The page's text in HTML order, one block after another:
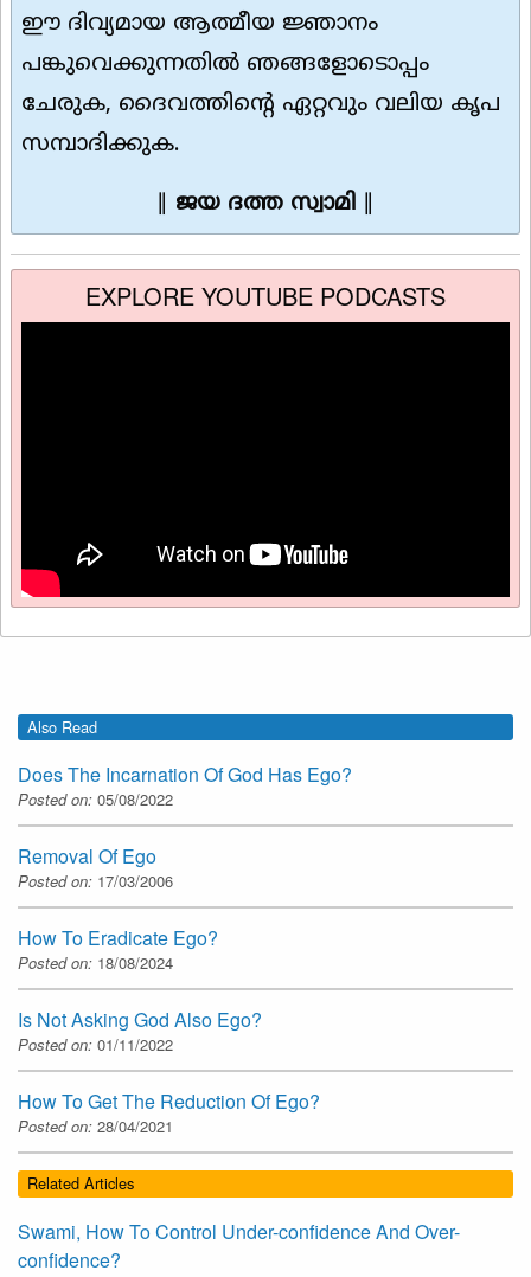
ഈ ദിവ്യമായ ആത്മീയ ജ്ഞാനം
പങ്കുവെക്കുന്നതിൽ ഞങ്ങളോടൊപ്പം
ചേരുക, ദൈവത്തിൻ്റെ ഏറ്റവും വലിയ കൃപ
സമ്പാദിക്കുക.
ജയ ദത്ത സ്വാമി
EXPLORE YOUTUBE PODCASTS
Also Read
Does The Incarnation Of God Has Ego?
Posted on: 05/08/2022
Removal Of Ego
Posted on: 17/03/2006
How To Eradicate Ego?
Posted on: 18/08/2024
Is Not Asking God Also Ego?
Posted on: 01/11/2022
How To Get The Reduction Of Ego?
Posted on: 28/04/2021
Related Articles
Swami, How To Control Under-confidence And Over-
confidence?